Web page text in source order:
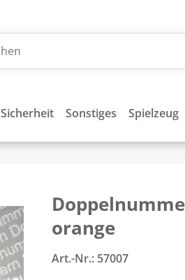
Sicherheit Sonstiges Spielzeug
orange
Art.-Nr.: 57007